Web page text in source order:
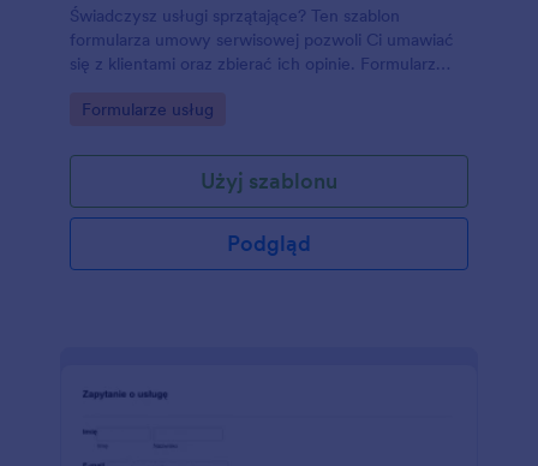
Świadczysz usługi sprzątające? Ten szablon
formularza umowy serwisowej pozwoli Ci umawiać
się z klientami oraz zbierać ich opinie. Formularz
pokojów oraz okresie świadczenia usług. Umowa
prawnie e-podpisu.
Go to Category:
Formularze usług
Użyj szablonu
Podgląd